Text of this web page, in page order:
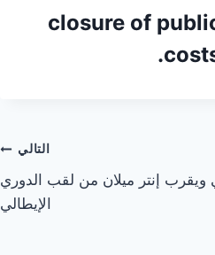
closure of
التالي
ويقرب إنتر ميلان من لقب الدوري
الإيطالي